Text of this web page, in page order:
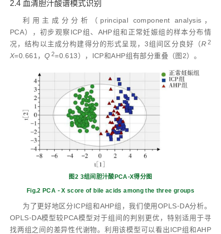
2.4 血清胆汁酸谱模式识别
利用主成分分析（principal component analysis，
PCA），初步观察ICP组、AHP组和正常妊娠组的样本分布情
况，结构以主成分构建得分的形式呈现，3组间区分良好（R 2
X=0.661，Q 2=0.613），ICP和AHP组有部分重叠（图2）。
图2 3组间胆汁酸PCA⁃X得分图
Fig.2 PCA ⁃ X score of bile acids among the three groups
为了更好地区分ICP组和AHP组，我们使用OPLS⁃DA分析。
OPLS⁃DA模型较PCA模型对于组间的判别更优，特别适用于寻
找两组之间的差异性代谢物。利用该模型可以看出ICP组和AHP